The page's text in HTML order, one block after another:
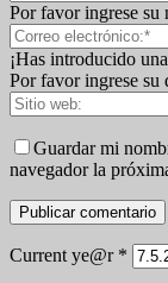
Por favor ingrese su
¡Has introducido
Por favor ingrese su
Guardar mi
navegador la
Current ye@r *